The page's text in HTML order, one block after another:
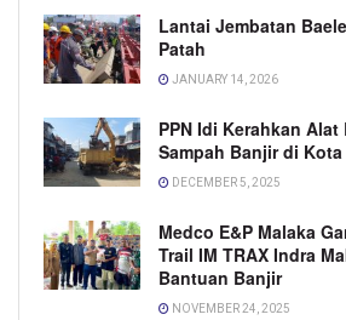
Lantai Jembatan
Patah
JANUARY 14, 2026
PPN Idi Kerahkan
Sampah Banjir di
DECEMBER 5, 2025
Medco E&P Malaka
Trail IM TRAX Indra
Bantuan Banjir
NOVEMBER 24, 2025